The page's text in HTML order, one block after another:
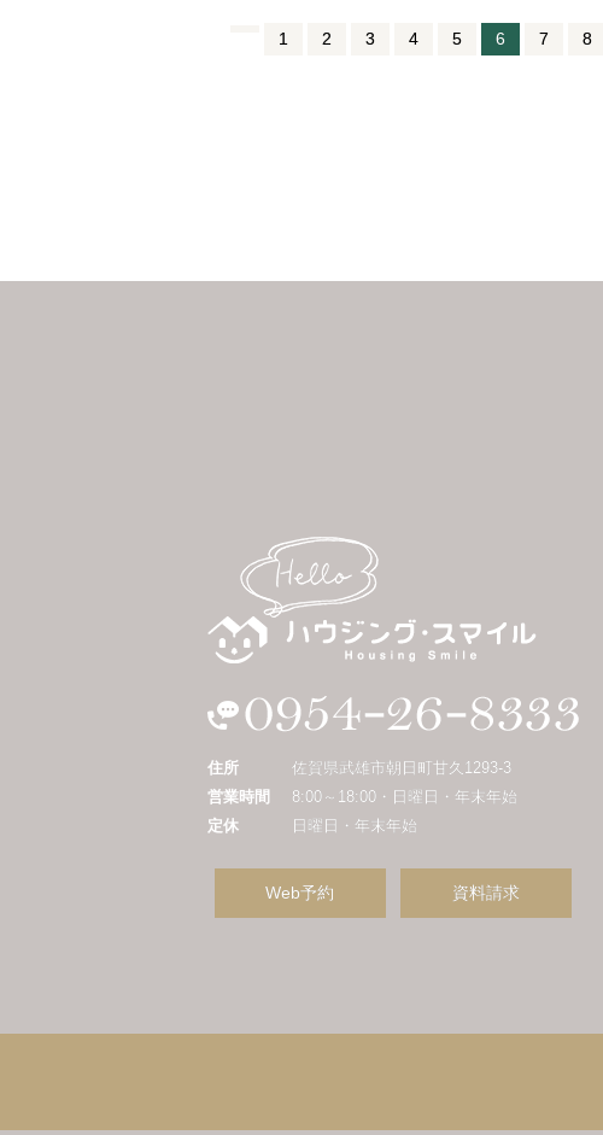
1 2 3 4 5 6 7 8
住所
佐賀県武雄市朝日町甘久1293-3
営業時間
8:00～18:00・日曜日・年末年始
定休
日曜日・年末年始
Web予約 資料請求